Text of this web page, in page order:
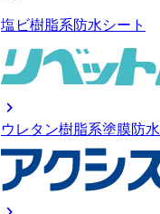
塩ビ樹脂系防水シート
chevron_right
ウレタン樹脂系塗膜防水